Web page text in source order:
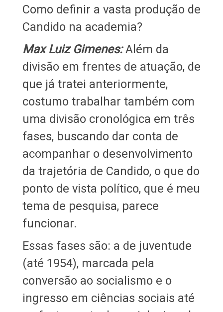
Como definir a vasta produção de
Candido na academia?
Max Luiz Gimenes: Além da
divisão em frentes de atuação, de
que já tratei anteriormente,
costumo trabalhar também com
uma divisão cronológica em três
fases, buscando dar conta de
acompanhar o desenvolvimento
da trajetória de Candido, o que do
ponto de vista político, que é meu
tema de pesquisa, parece
funcionar.
Essas fases são: a de juventude
(até 1954), marcada pela
conversão ao socialismo e o
ingresso em ciências sociais até